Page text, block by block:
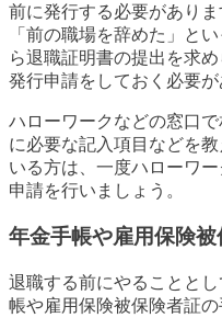
前に発行する必要があり
「前の職場を辞めた」と
ら退職証明書の提出を求
発行申請をしておく必要が
ハローワークなどの窓口
に必要な記入項目などを
いる方は、一度ハローワ
申請を行いましょう。
年金手帳や雇用保険
退職する前にやることと
帳や雇用保険被保険者証の